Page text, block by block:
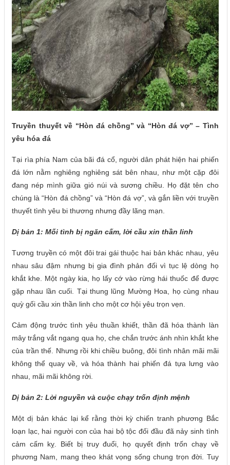
Truyền thuyết về “Hòn đá chồng” và “Hòn đá vợ” – Tình
yêu hóa đá
Tại rìa phía Nam của bãi đá cổ, người dân phát hiện hai phiến
đá lớn nằm nghiêng nghiêng sát bên nhau, như một cặp đôi
đang nép mình giữa gió núi và sương chiều. Họ đặt tên cho
chúng là “Hòn đá chồng” và “Hòn đá vợ”, và gắn liền với truyền
thuyết tình yêu bi thương nhưng đầy lãng mạn.
Dị bản 1: Mối tình bị ngăn cấm, lời cầu xin thần linh
Tương truyền có một đôi trai gái thuộc hai bản khác nhau, yêu
nhau sâu đậm nhưng bị gia đình phản đối vì tục lệ dòng họ
khắt khe. Một ngày kia, họ lấy cớ vào rừng hái thuốc để được
gặp nhau lần cuối. Tại thung lũng Mường Hoa, họ cùng nhau
quỳ gối cầu xin thần linh cho một cơ hội yêu trọn vẹn.
Cảm động trước tình yêu thuần khiết, thần đã hóa thành làn
mây trắng vắt ngang qua họ, che chắn trước ánh nhìn khắt khe
của trần thế. Nhưng rồi khi chiều buông, đôi tình nhân mãi mãi
không thể quay về, và hóa thành hai phiến đá tựa lưng vào
nhau, mãi mãi không rời.
Dị bản 2: Lời nguyền và cuộc chạy trốn định mệnh
Một dị bản khác lại kể rằng thời kỳ chiến tranh phương Bắc
loạn lạc, hai người con của hai bộ tộc đối đầu đã nảy sinh tình
cảm cấm kỵ. Biết bị truy đuổi, họ quyết định trốn chạy về
phương Nam, mang theo khát vọng sống chung trọn đời. Tuy